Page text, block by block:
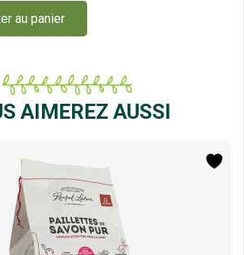
au panier
AIMEREZ AUSSI